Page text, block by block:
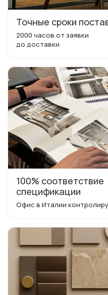
Точные сроки
2000 часов от заявки
до доставки
100% соответствие
спецификации
Офис в Италии